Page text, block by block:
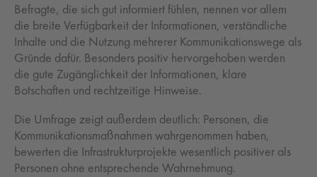
Befragte, die sich gut informiert fühlen, nennen vor allem
die breite Verfügbarkeit der Informationen, verständliche
Inhalte und die Nutzung mehrerer Kommunikationswege als
Gründe dafür. Besonders positiv hervorgehoben werden
die gute Zugänglichkeit der Informationen, klare
Botschaften und rechtzeitige Hinweise.
Die Umfrage zeigt außerdem deutlich: Personen, die
Kommunikationsmaßnahmen wahrgenommen haben,
bewerten die Infrastrukturprojekte wesentlich positiver als
Personen ohne entsprechende Wahrnehmung.